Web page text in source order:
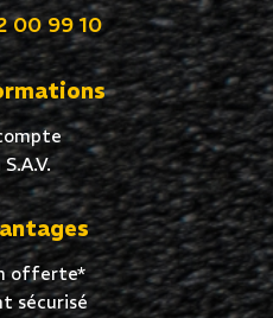
00 99 10
offerte*
sécurisé